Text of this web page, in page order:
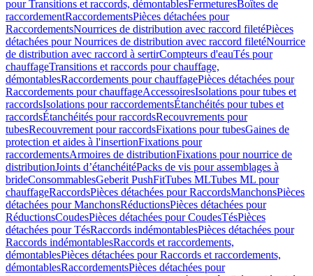
pour Transitions et raccords, démontablesFermeturesBoîtes de
raccordementRaccordementsPièces détachées pour
RaccordementsNourrices de distribution avec raccord filetéPièces
détachées pour Nourrices de distribution avec raccord filetéNourrice
de distribution avec raccord à sertirCompteurs d'eauTés pour
chauffageTransitions et raccords pour chauffage,
démontablesRaccordements pour chauffagePièces détachées pour
Raccordements pour chauffageAccessoiresIsolations pour tubes et
raccordsIsolations pour raccordementsÉtanchéités pour tubes et
raccordsÉtanchéités pour raccordsRecouvrements pour
tubesRecouvrement pour raccordsFixations pour tubesGaines de
protection et aides à l'insertionFixations pour
raccordementsArmoires de distributionFixations pour nourrice de
distributionJoints d’étanchéitéPacks de vis pour assemblages à
brideConsommablesGeberit PushFitTubes MLTubes ML pour
chauffageRaccordsPièces détachées pour RaccordsManchonsPièces
détachées pour ManchonsRéductionsPièces détachées pour
RéductionsCoudesPièces détachées pour CoudesTésPièces
détachées pour TésRaccords indémontablesPièces détachées pour
Raccords indémontablesRaccords et raccordements,
démontablesPièces détachées pour Raccords et raccordements,
démontablesRaccordementsPièces détachées pour